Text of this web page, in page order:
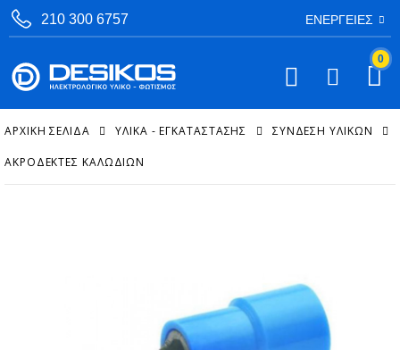
210 300 6757 ΕΝΈΡΓΕΙΕΣ
0
ΑΡΧΙΚΉ ΣΕΛΊΔΑ ΥΛΙΚΑ - ΕΓΚΑΤΑΣΤΑΣΗΣ ΣΎΝΔΕΣΗ ΥΛΙΚΏΝ
ΑΚΡΟΔΈΚΤΕΣ ΚΑΛΩΔΊΩΝ